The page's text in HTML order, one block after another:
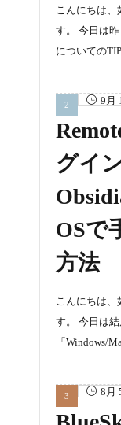
こんにちは、
す。 今日は
についての
9月
グイ
OSで
方法
こんにちは、
す。 今日は
「Windows/
8月